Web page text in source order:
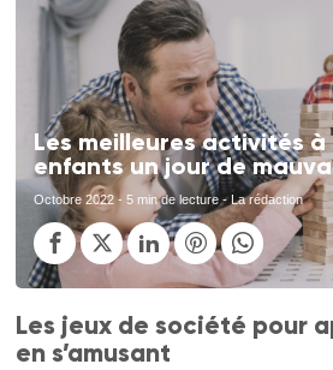
Les meilleures activités
enfants un jour de
Octobre 2022- 5 min de lecture - La rédaction
Les jeux de société pour
en s’amusant